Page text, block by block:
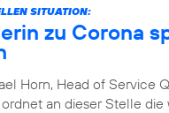
SITUATION:
zu Corona
Horn, Head of Service
an dieser Stelle